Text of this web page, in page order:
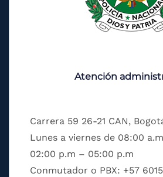
Atención
Carrera 59 26-21 CAN,
Lunes a viernes de 08:00
02:00 p.m – 05:00 p.m
Conmutador o PBX: +57